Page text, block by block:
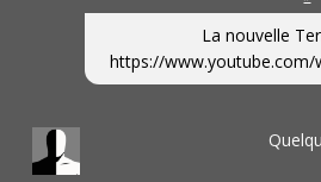
La nouvelle
https://www.youtube.com/